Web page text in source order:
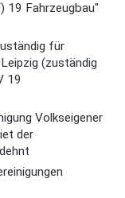
19 Fahrzeugbau"
für
(zuständig
19
Volkseigener
der